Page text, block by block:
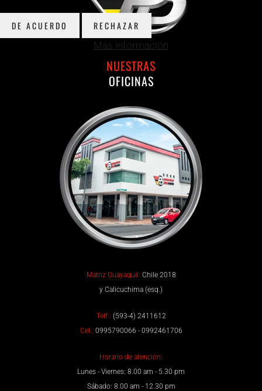
NUESTRAS
OFICINAS
Matriz Guayaquil: Chile 2018
y Calicuchima (esq.)
Telf.: (593-4) 2411612
Cel.: 0995790066 - 0992461706
Horario de atención:
Lunes - Viernes: 8.00 am - 5.30 pm
Sábado: 8.00 am - 12.30 pm
DE ACUERDO RECHAZAR
Más información